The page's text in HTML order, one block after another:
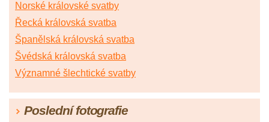
Norské královské svatby
Řecká královská svatba
Španělská královská svatba
Švédská královská svatba
Významné šlechtické svatby
Poslední fotografie